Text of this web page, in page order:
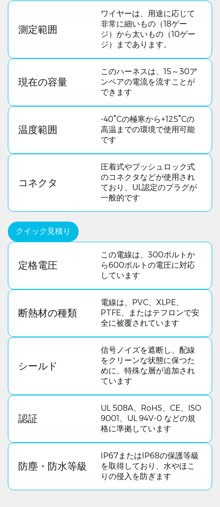
測定範囲
ワイヤーは、用途に応じて
非常に細いもの（18ゲー
ジ）から太いもの（10ゲー
ジ）まであります。
現在の容量
このハーネスは、15～30ア
ンペアの電流を流すことが
できます
温度範囲
-40°Cの極寒から+125°Cの
高温までの環境で使用可能
です
コネクタ
圧着式やプッシュロック式
のコネクタなどが使用され
ており、UL認定のプラグが
一般的です
クイック見積り
定格電圧
この電線は、300ボルトか
ら600ボルトの電圧に対応
しています
断熱材の種類
電線は、PVC、XLPE、
PTFE、またはテフロンで安
全に被覆されています
シールド
信号ノイズを遮断し、配線
をクリーンな状態に保つた
めに、特殊な層が追加され
ています
認証
UL 508A、RoHS、CE、ISO
9001、UL 94V-0 などの規
格に準拠しています
防塵・防水等級
IP67またはIP68の保護等級
を取得しており、水やほこ
りの侵入を防ぎます